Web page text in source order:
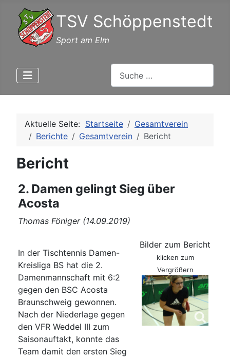
TSV Schöppenstedt
Sport am Elm
Aktuelle Seite: Startseite
Gesamtverein
Berichte
Gesamtverein Bericht
Bericht
2. Damen gelingt Sieg über
Acosta
Thomas Föniger (14.09.2019)
In der Tischtennis Damen-
Kreisliga BS hat die 2.
Damenmannschaft mit 6:2
gegen den BSC Acosta
Braunschweig gewonnen.
Nach der Niederlage gegen
den VFR Weddel III zum
Saisonauftakt, konnte das
Team damit den ersten Sieg
Bilder zum Bericht
klicken zum
Vergrößern